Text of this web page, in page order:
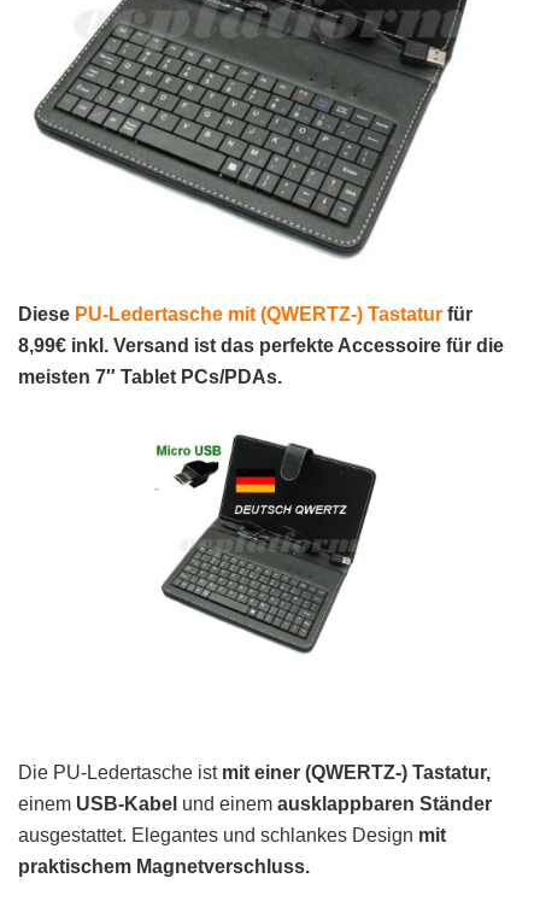
Diese PU-Ledertasche mit (QWERTZ-) Tastatur für
8,99€ inkl. Versand ist das perfekte Accessoire für die
meisten 7″ Tablet PCs/PDAs.
Die PU-Ledertasche ist mit einer (QWERTZ-) Tastatur,
einem USB-Kabel und einem ausklappbaren Ständer
ausgestattet. Elegantes und schlankes Design mit
praktischem Magnetverschluss.